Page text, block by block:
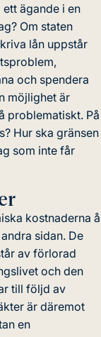
ägande i en
Om staten
lån uppstår
och spendera
möjlighet är
problematiskt. På
Hur ska gränsen
som inte får
kostnaderna å
sidan. De
av förlorad
och den
till följd av
är däremot
en